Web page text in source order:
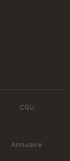
CGU
Annuaire